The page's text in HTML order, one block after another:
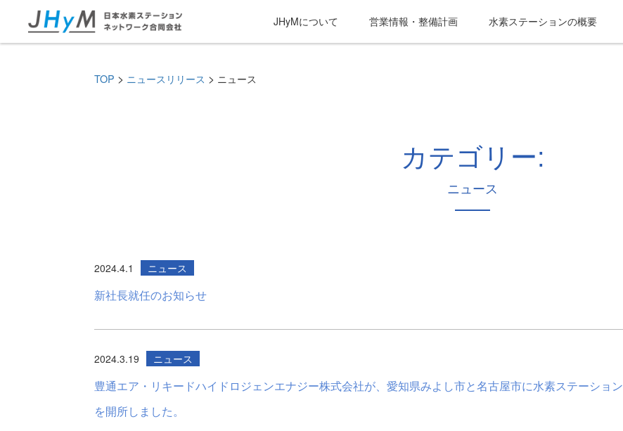
JHyMについて 営業情報・整備計画 水素ステーションの概要
TOP > ニュースリリース > ニュース
カテゴリー:
ニュース
2024.4.1 ニュース
新社長就任のお知らせ
2024.3.19 ニュース
豊通エア・リキードハイドロジェンエナジー株式会社が、愛知県みよし市と名古屋市に水素ステーション
を開所しました。